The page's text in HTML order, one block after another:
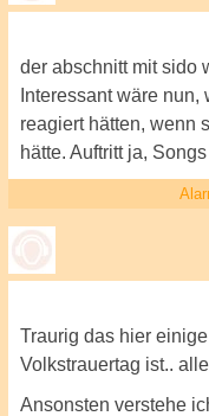
der abschnitt mit sido
Interessant wäre
reagiert hätten, wenn
hätte. Auftritt ja,
Traurig das hier
Volkstrauertag ist..
Ansonsten verstehe